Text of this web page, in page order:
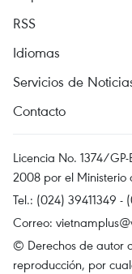
RSS
Idiomas
Servicios de
Contacto
Licencia No. 1374/
2008 por el Ministerio
Tel.: (024) 39411349 -
Correo:
© Derechos de autor
reproducción, por